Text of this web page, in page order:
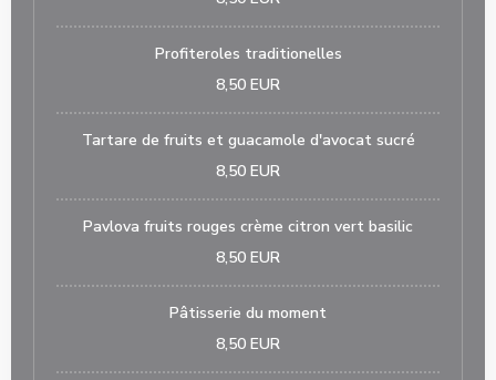
Profiteroles traditionelles
8,50 EUR
Tartare de fruits et guacamole d'avocat sucré
8,50 EUR
Pavlova fruits rouges crème citron vert basilic
8,50 EUR
Pâtisserie du moment
8,50 EUR